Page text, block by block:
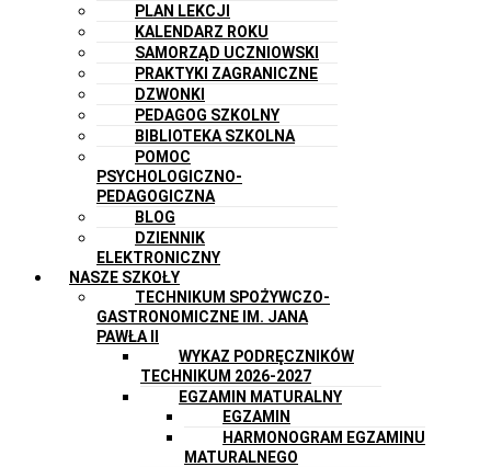
PLAN LEKCJI
KALENDARZ ROKU
SAMORZĄD UCZNIOWSKI
PRAKTYKI ZAGRANICZNE
DZWONKI
PEDAGOG SZKOLNY
BIBLIOTEKA SZKOLNA
POMOC
PSYCHOLOGICZNO-
PEDAGOGICZNA
BLOG
DZIENNIK
ELEKTRONICZNY
NASZE SZKOŁY
TECHNIKUM SPOŻYWCZO-
GASTRONOMICZNE IM. JANA
PAWŁA II
WYKAZ PODRĘCZNIKÓW
TECHNIKUM 2026-2027
EGZAMIN MATURALNY
EGZAMIN
HARMONOGRAM EGZAMINU
MATURALNEGO